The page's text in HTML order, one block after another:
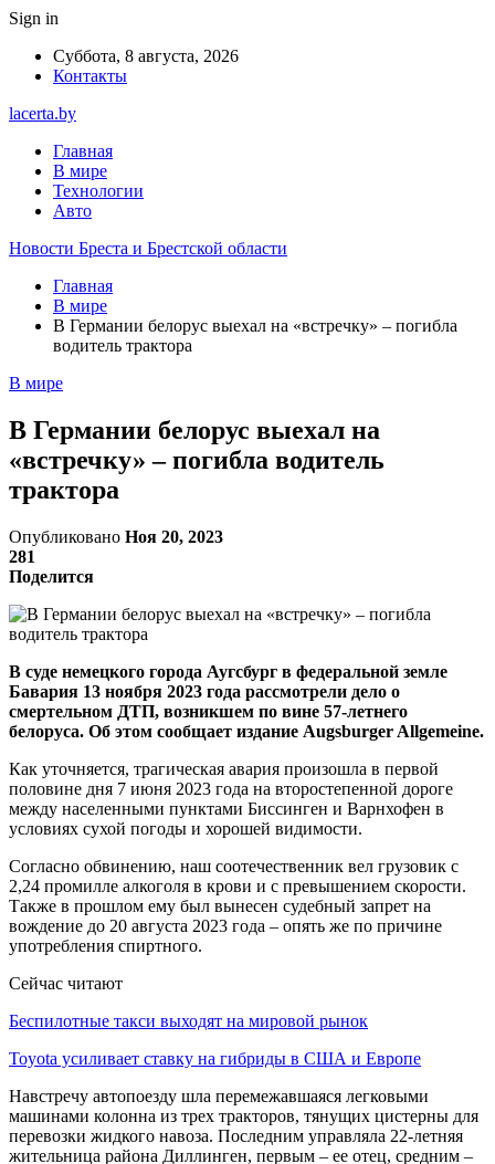
Sign in
Суббота, 8 августа, 2026
Контакты
lacerta.by
Главная
В мире
Технологии
Авто
Новости Бреста и Брестской области
Главная
В мире
В Германии белорус выехал на «встречку» – погибла
водитель трактора
В мире
В Германии белорус выехал на
«встречку» – погибла водитель
трактора
Опубликовано Ноя 20, 2023
281
Поделится
В суде немецкого города Аугсбург в федеральной земле
Бавария 13 ноября 2023 года рассмотрели дело о
смертельном ДТП, возникшем по вине 57-летнего
белоруса. Об этом сообщает издание Augsburger Allgemeine.
Как уточняется, трагическая авария произошла в первой
половине дня 7 июня 2023 года на второстепенной дороге
между населенными пунктами Биссинген и Варнхофен в
условиях сухой погоды и хорошей видимости.
Согласно обвинению, наш соотечественник вел грузовик с
2,24 промилле алкоголя в крови и с превышением скорости.
Также в прошлом ему был вынесен судебный запрет на
вождение до 20 августа 2023 года – опять же по причине
употребления спиртного.
Сейчас читают
Беспилотные такси выходят на мировой рынок
Toyota усиливает ставку на гибриды в США и Европе
Навстречу автопоезду шла перемежавшаяся легковыми
машинами колонна из трех тракторов, тянущих цистерны для
перевозки жидкого навоза. Последним управляла 22-летняя
жительница района Диллинген, первым – ее отец, средним –